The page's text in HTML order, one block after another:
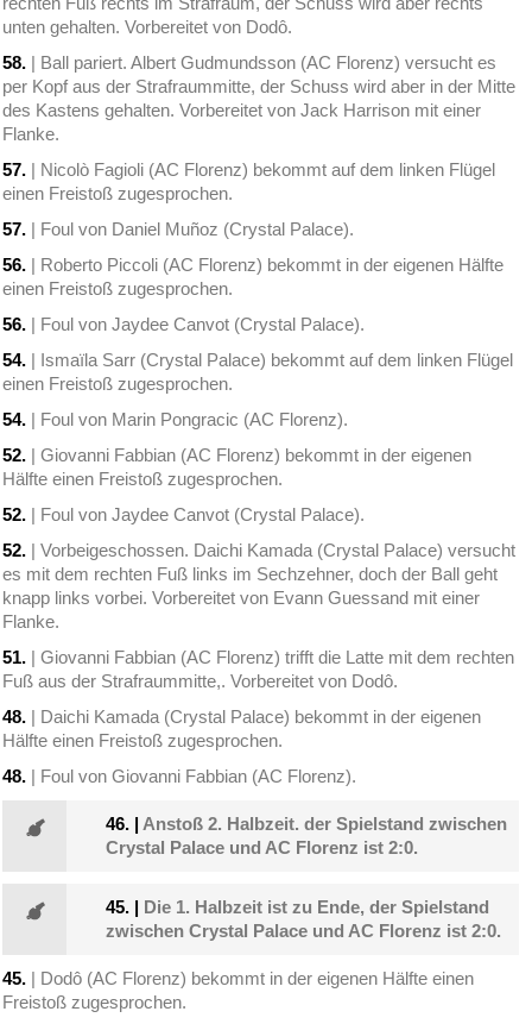
unten gehalten. Vorbereitet von Dodô.
58. | Ball pariert. Albert Gudmundsson (AC Florenz) versucht es
per Kopf aus der Strafraummitte, der Schuss wird aber in der Mitte
des Kastens gehalten. Vorbereitet von Jack Harrison mit einer
Flanke.
57. | Nicolò Fagioli (AC Florenz) bekommt auf dem linken Flügel
einen Freistoß zugesprochen.
57. | Foul von Daniel Muñoz (Crystal Palace).
56. | Roberto Piccoli (AC Florenz) bekommt in der eigenen Hälfte
einen Freistoß zugesprochen.
56. | Foul von Jaydee Canvot (Crystal Palace).
54. | Ismaïla Sarr (Crystal Palace) bekommt auf dem linken Flügel
einen Freistoß zugesprochen.
54. | Foul von Marin Pongracic (AC Florenz).
52. | Giovanni Fabbian (AC Florenz) bekommt in der eigenen
Hälfte einen Freistoß zugesprochen.
52. | Foul von Jaydee Canvot (Crystal Palace).
52. | Vorbeigeschossen. Daichi Kamada (Crystal Palace) versucht
es mit dem rechten Fuß links im Sechzehner, doch der Ball geht
knapp links vorbei. Vorbereitet von Evann Guessand mit einer
Flanke.
51. | Giovanni Fabbian (AC Florenz) trifft die Latte mit dem rechten
Fuß aus der Strafraummitte,. Vorbereitet von Dodô.
48. | Daichi Kamada (Crystal Palace) bekommt in der eigenen
Hälfte einen Freistoß zugesprochen.
48. | Foul von Giovanni Fabbian (AC Florenz).
46. | Anstoß 2. Halbzeit. der Spielstand zwischen
Crystal Palace und AC Florenz ist 2:0.
45. | Die 1. Halbzeit ist zu Ende, der Spielstand
zwischen Crystal Palace und AC Florenz ist 2:0.
45. | Dodô (AC Florenz) bekommt in der eigenen Hälfte einen
Freistoß zugesprochen.